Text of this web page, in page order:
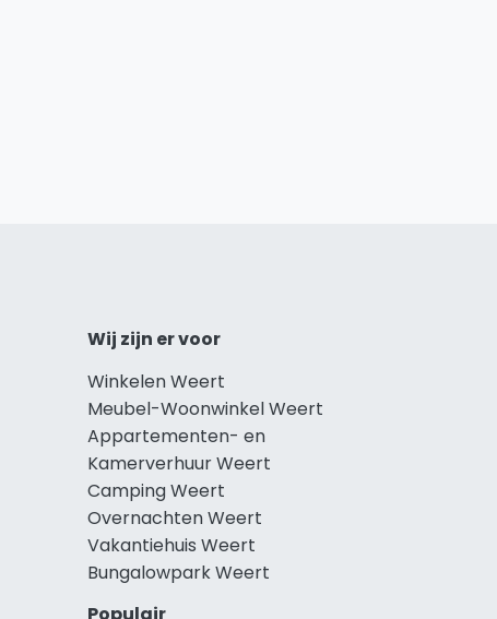
Wij zijn er voor
Winkelen Weert
Meubel-Woonwinkel Weert
Appartementen- en
Kamerverhuur Weert
Camping Weert
Overnachten Weert
Vakantiehuis Weert
Bungalowpark Weert